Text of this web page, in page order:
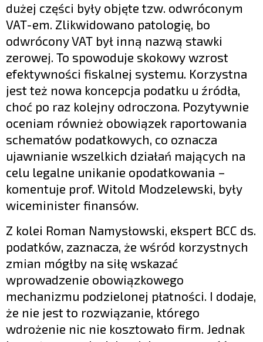
dużej części były objęte tzw. odwróconym
VAT-em. Zlikwidowano patologię, bo
odwrócony VAT był inną nazwą stawki
zerowej. To spowoduje skokowy wzrost
efektywności fiskalnej systemu. Korzystna
jest też nowa koncepcja podatku u źródła,
choć po raz kolejny odroczona. Pozytywnie
oceniam również obowiązek raportowania
schematów podatkowych, co oznacza
ujawnianie wszelkich działań mających na
celu legalne unikanie opodatkowania –
komentuje prof. Witold Modzelewski, były
wiceminister finansów.
Z kolei Roman Namysłowski, ekspert BCC ds.
podatków, zaznacza, że wśród korzystnych
zmian mógłby na siłę wskazać
wprowadzenie obowiązkowego
mechanizmu podzielonej płatności. I dodaje,
że nie jest to rozwiązanie, którego
wdrożenie nic nie kosztowało firm. Jednak